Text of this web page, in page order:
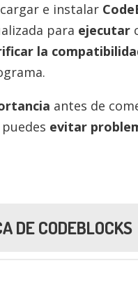
e instalar
para ejecutar
la
antes de
evitar
DE CODEBLOCKS